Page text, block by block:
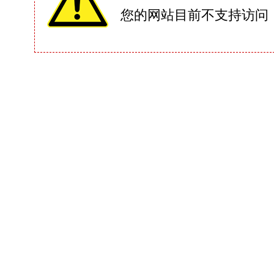
您的网站目前不支持访